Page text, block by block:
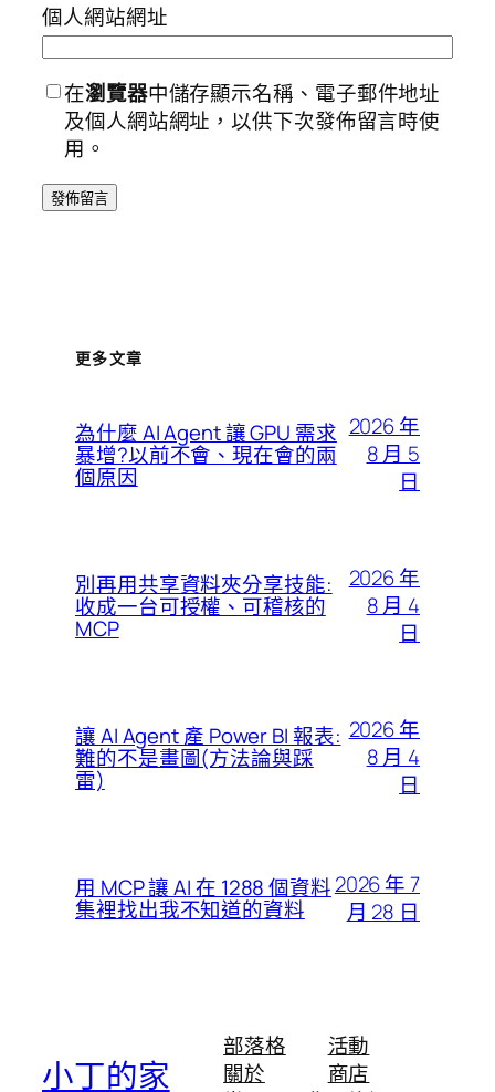
個人網站網址
在瀏覽器中儲存顯示名稱、電子郵件地址
及個人網站網址，以供下次發佈留言時使
用。
更多文章
為什麼 AI Agent 讓 GPU 需求
暴增?以前不會、現在會的兩
個原因
2026 年
8 月 5
日
別再用共享資料夾分享技能:
收成一台可授權、可稽核的
MCP
2026 年
8 月 4
日
讓 AI Agent 產 Power BI 報表:
難的不是畫圖(方法論與踩
雷)
2026 年
8 月 4
日
用 MCP 讓 AI 在 1288 個資料
集裡找出我不知道的資料
2026 年 7
月 28 日
小丁的家
部落格
關於
活動
商店